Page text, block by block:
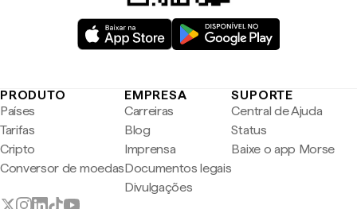
PRODUTO
Países
Tarifas
Cripto
Conversor de moedas
EMPRESA
Carreiras
Blog
Imprensa
Documentos legais
Divulgações
SUPORTE
Central de Ajuda
Status
Baixe o app Morse